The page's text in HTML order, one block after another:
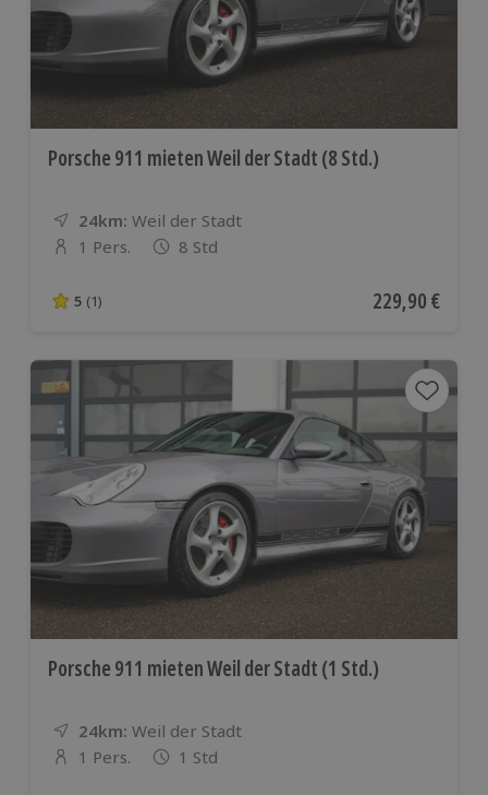
Porsche 911 mieten Weil der Stadt (8 Std.)
24km: Entfernung
Standort
Weil der Stadt
Anzahl der Teilnehmer
1 Pers. 8 Std
5 von 5 Sternen basierend auf 1 Bewertungen
5 (1) Aktueller Preis
229,90 €
Porsche 911 mieten Weil der Stadt (1 Std.)
24km: Entfernung
Standort
Weil der Stadt
Anzahl der Teilnehmer
1 Pers. 1 Std